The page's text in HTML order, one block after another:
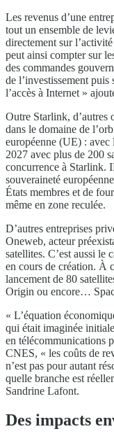
Les revenus d’une
tout un ensemble de
directement sur
peut ainsi compter sur
des commandes
de l’investissement
l’accès à Internet »
Outre Starlink, d’autres
dans le domaine de
européenne (UE) :
2027 avec plus de 200
concurrence à Starlink.
souveraineté
États membres et de
même en zone reculée.
D’autres entreprises
Oneweb, acteur
satellites. C’est aussi le
en cours de création. À
lancement de 80
Origin ou encore…
« L’équation
qui était imaginée
en télécommunications
CNES, « les coûts de
n’est pas pour autant
quelle branche est
Sandrine Lafont.
Des impacts